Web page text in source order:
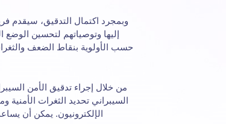
وبمجرد اكتمال التدقيق، سيقدم
إليها وتوصياتهم لتحسين
حسب الأولوية بنقاط الضعف
من خلال إجراء تدقيق الأمن
السيبراني تحديد الثغرات
الإلكترونيون. يمكن أن